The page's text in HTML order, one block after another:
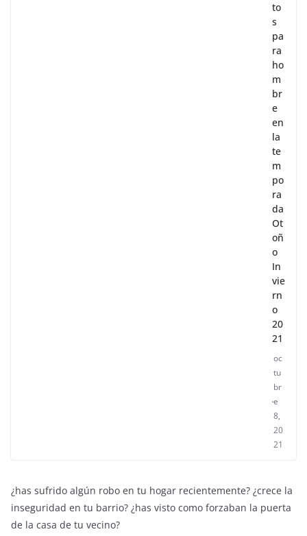
to
s
pa
ra
ho
m
br
e
en
la
te
m
po
ra
da
Ot
oñ
o
In
vie
rn
o
20
21
oc
tu
br
e
8,
20
21
¿has sufrido algún robo en tu hogar recientemente? ¿crece la
inseguridad en tu barrio? ¿has visto como forzaban la puerta
de la casa de tu vecino?